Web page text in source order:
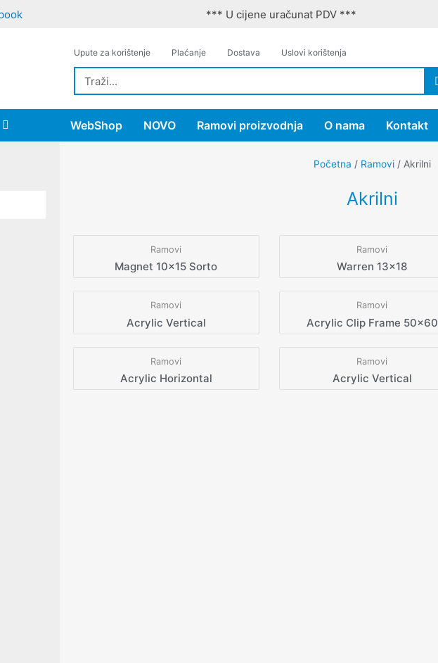
*** U cijene uračunat PDV ***
Upute za korištenje Plaćanje Dostava Uslovi korištenja
WebShop NOVO Ramovi proizvodnja O nama Kontakt
Početna / Ramovi/ Akrilni
Akrilni
Ramovi
Magnet 10×15 Sorto
Ramovi
Warren 13×18
Ramovi
Acrylic Vertical
Ramovi
Acrylic Clip Frame 50×60
Ramovi
Acrylic Horizontal
Ramovi
Acrylic Vertical